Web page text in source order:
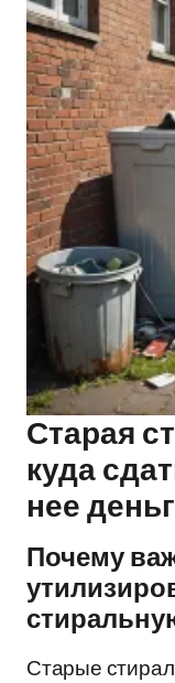
Старая
куда
нее
Почему
Старые